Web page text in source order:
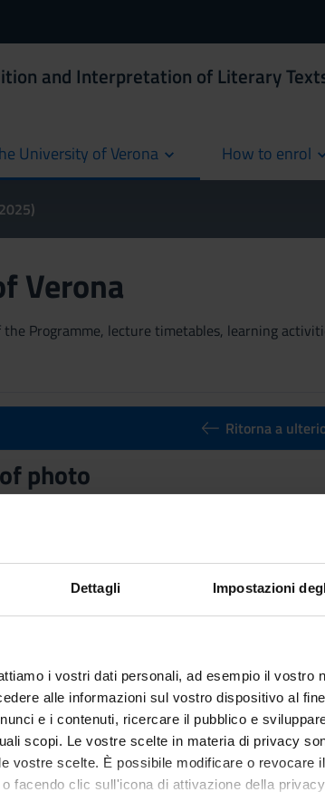
Dettagli Impostazioni
i vostri dati personali, ad esempio il vostro
alle informazioni sul vostro dispositivo al
e i contenuti, ricercare il pubblico e
scopi. Le vostre scelte in materia di privacy
vostre scelte. È possibile modificare o revocare
facendo clic sull'icona di attivazione della
and Interpretation of Literary
University of Verona How to enrol
Verona
Programme, lecture timetables, learning
Ritorna a
photo
Laboratory of photo(2021/2022) - Bachelor’s